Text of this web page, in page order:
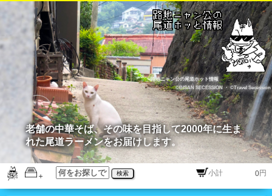
路地ニャン公の尾道ホット情報
©BISAN SECESSION
・©Travel Secession
検索 円
老舗の中華そば、その味を目指して2000年に生ま
れた尾道ラーメンをお届けします。